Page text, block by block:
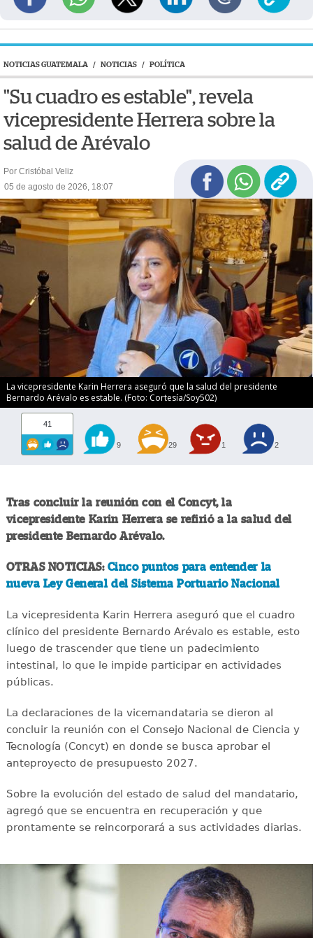
NOTICIAS GUATEMALA / NOTICIAS / POLÍTICA
"Su cuadro es estable", revela
vicepresidente Herrera sobre la
salud de Arévalo
Por Cristóbal Veliz
05 de agosto de 2026, 18:07
La vicepresidente Karin Herrera aseguró que la salud del presidente
Bernardo Arévalo es estable. (Foto: Cortesía/Soy502)
41
9 29 1 2
Tras concluir la reunión con el Concyt, la
vicepresidente Karin Herrera se refirió a la salud del
presidente Bernardo Arévalo.
OTRAS NOTICIAS: Cinco puntos para entender la
nueva Ley General del Sistema Portuario Nacional
La vicepresidenta Karin Herrera aseguró que el cuadro
clínico del presidente Bernardo Arévalo es estable, esto
luego de trascender que tiene un padecimiento
intestinal, lo que le impide participar en actividades
públicas.
La declaraciones de la vicemandataria se dieron al
concluir la reunión con el Consejo Nacional de Ciencia y
Tecnología (Concyt) en donde se busca aprobar el
anteproyecto de presupuesto 2027.
Sobre la evolución del estado de salud del mandatario,
agregó que se encuentra en recuperación y que
prontamente se reincorporará a sus actividades diarias.